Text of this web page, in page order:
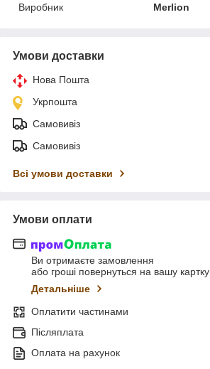
Виробник
Merlion
Умови доставки
Нова Пошта
Укрпошта
Самовивіз
Самовивіз
Всі умови доставки
Умови оплати
Ви отримаєте замовлення
або гроші повернуться на вашу картку
Детальніше
Оплатити частинами
Післяплата
Оплата на рахунок